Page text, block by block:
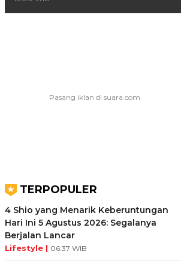
TERPOPULER
4 Shio yang Menarik Keberuntungan
Hari Ini 5 Agustus 2026: Segalanya
Berjalan Lancar
Lifestyle | 06:37 WIB